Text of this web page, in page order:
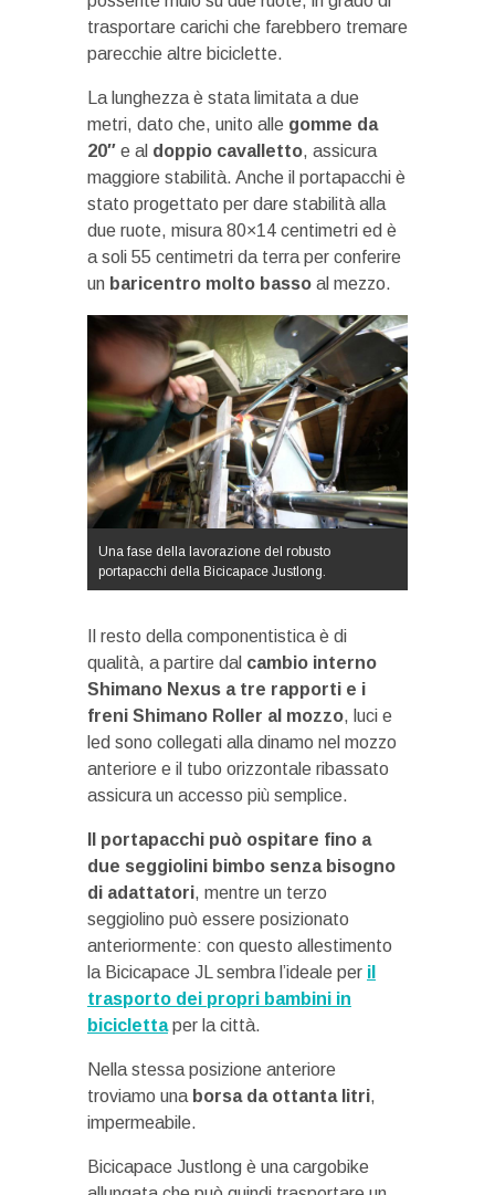
trasportare carichi che farebbero tremare
parecchie altre biciclette.
La lunghezza è stata limitata a due
metri, dato che, unito alle gomme da
20″ e al doppio cavalletto, assicura
maggiore stabilità. Anche il portapacchi è
stato progettato per dare stabilità alla
due ruote, misura 80×14 centimetri ed è
a soli 55 centimetri da terra per conferire
un baricentro molto basso al mezzo.
Una fase della lavorazione del robusto
portapacchi della Bicicapace Justlong.
Il resto della componentistica è di
qualità, a partire dal cambio interno
Shimano Nexus a tre rapporti e i
freni Shimano Roller al mozzo, luci e
led sono collegati alla dinamo nel mozzo
anteriore e il tubo orizzontale ribassato
assicura un accesso più semplice.
Il portapacchi può ospitare fino a
due seggiolini bimbo senza bisogno
di adattatori, mentre un terzo
seggiolino può essere posizionato
anteriormente: con questo allestimento
la Bicicapace JL sembra l’ideale per il
trasporto dei propri bambini in
biciclettaper la città.
Nella stessa posizione anteriore
troviamo una borsa da ottanta litri,
impermeabile.
Bicicapace Justlong è una cargobike